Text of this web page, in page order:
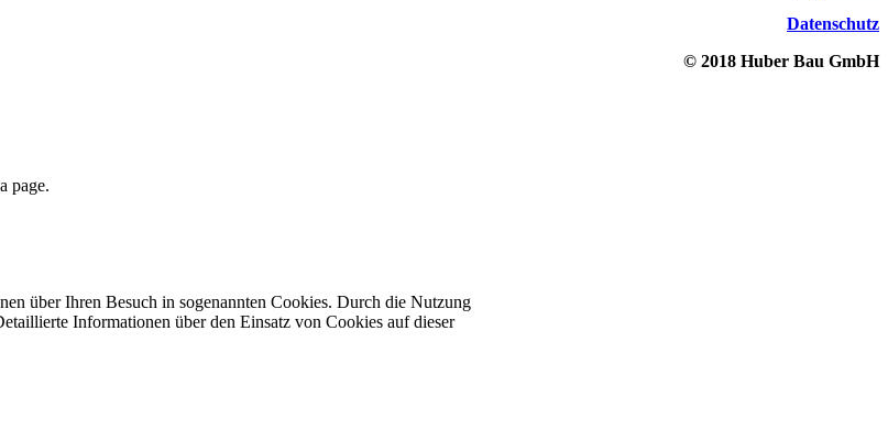
Datenschutz
© 2018 Huber Bau GmbH
page.
über Ihren Besuch in sogenannten Cookies. Durch die Nutzung
Informationen über den Einsatz von Cookies auf dieser